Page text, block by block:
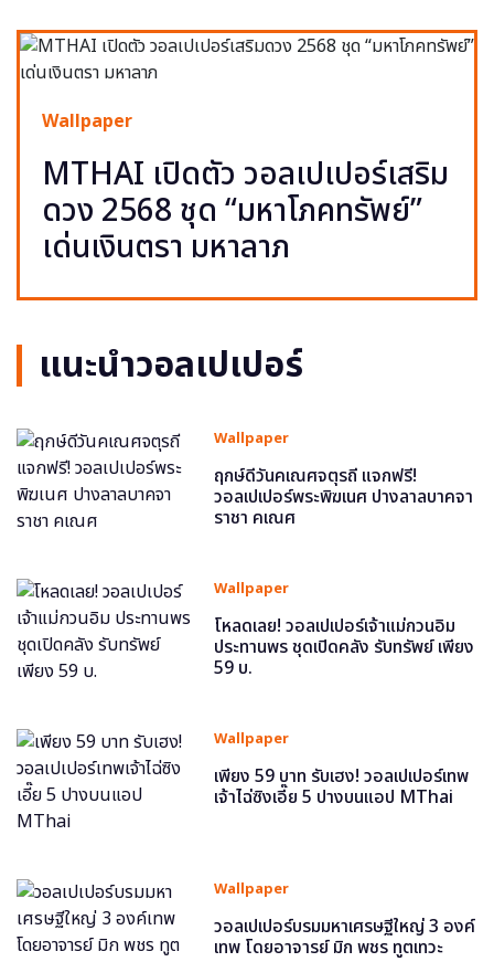
Wallpaper
MTHAI เปิดตัว วอลเปเปอร์เสริม
ดวง 2568 ชุด “มหาโภคทรัพย์”
เด่นเงินตรา มหาลาภ
แนะนำวอลเปเปอร์
Wallpaper
ฤกษ์ดีวันคเณศจตุรถี แจกฟรี!
วอลเปเปอร์พระพิฆเนศ ปางลาลบาคจา
ราชา คเณศ
Wallpaper
โหลดเลย! วอลเปเปอร์เจ้าแม่กวนอิม
ประทานพร ชุดเปิดคลัง รับทรัพย์ เพียง
59 บ.
Wallpaper
เพียง 59 บาท รับเฮง! วอลเปเปอร์เทพ
เจ้าไฉ่ซิงเอี๊ย 5 ปางบนแอป MThai
Wallpaper
วอลเปเปอร์บรมมหาเศรษฐีใหญ่ 3 องค์
เทพ โดยอาจารย์ มิก พชร ทูตเทวะ